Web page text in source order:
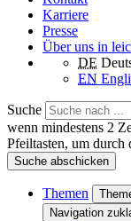
Karriere
Presse
Über uns in
DE
EN
Suche
wenn mindestens 2
Pfeiltasten, um durch
Suche abschicken
Themen
Navigation